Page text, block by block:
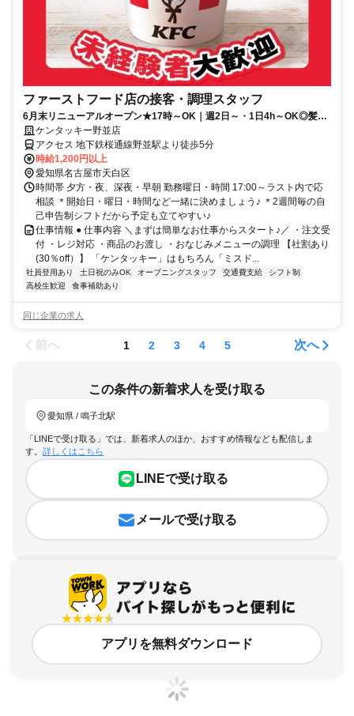
ファーストフード店の接客・調理スタッフ
6月末リニューアルオープン★17時～OK｜週2日～・1日4h～OK◎髪色
自由♪初バイトも歓迎！
ケンタッキー野並店
アクセス 地下鉄桜通線野並駅より徒歩5分
時給1,200円以上
愛知県名古屋市天白区
時間帯 夕方・夜、深夜・早朝 勤務曜日・時間 17:00～ラスト内で応
相談 ＊開始日・曜日・時間など一緒に決めましょう♪ ＊2週間毎の自
己申告制シフトだから予定も立てやすい♪
仕事情報 ● 仕事内容 ＼まずは簡単なお仕事からスタート♪／ ・注文受
付 ・レジ対応 ・商品のお渡し ・おなじみメニューの調理 【社割あり
(30％off）】 「ケンタッキー」はもちろん「ミスド...
社員登用あり 土日祝のみOK オープニングスタッフ 交通費支給
シフト制
高校生歓迎
食事補助あり
同じ企業の求人
前へ 1 2 3 4 5 次へ
この条件の新着求人を受け取る
愛知県 / 鳴子北駅
「LINEで受け取る」では、新着求人のほか、おすすめ情報なども配信しま
す。 詳しくはこちら
LINEで受け取る
メールで受け取る
アプリを無料ダウンロード